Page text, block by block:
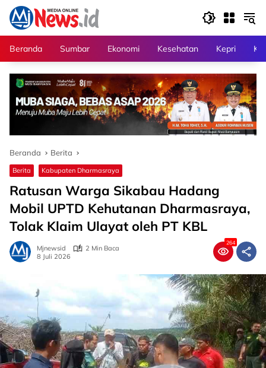
Langsung
konten
Beranda
Sumbar Ekonomi Kesehatan Kepri
Beranda Berita
Berita Kabupaten Dharmasraya
Ratusan Warga Sikabau Hadang
Mobil UPTD Kehutanan Dharmasraya,
Tolak Klaim Ulayat oleh PT KBL
Mjnewsid
2 Min Baca
8 Juli 2026
264